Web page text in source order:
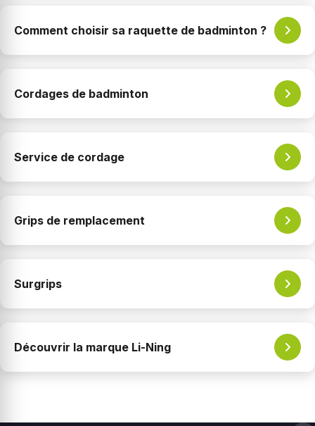
Comment choisir sa raquette de badminton ?
Cordages de badminton
Service de cordage
Grips de remplacement
Surgrips
Découvrir la marque Li-Ning